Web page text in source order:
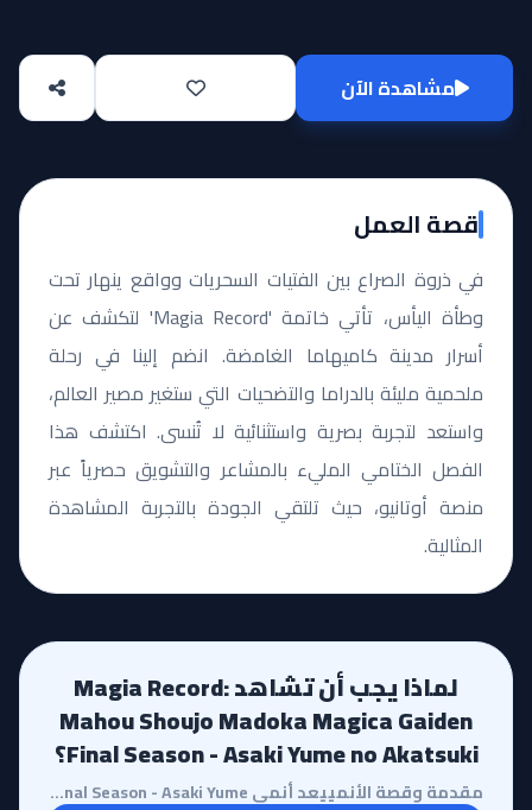
مشاهدة الآن
قصة العمل
في ذروة الصراع بين الفتيات السحريات وواقع ينهار تحت
وطأة اليأس، تأتي خاتمة 'Magia Record' لتكشف عن
أسرار مدينة كاميهاما الغامضة. انضم إلينا في رحلة
ملحمية مليئة بالدراما والتضحيات التي ستغير مصير العالم،
واستعد لتجربة بصرية واستثنائية لا تُنسى. اكتشف هذا
الفصل الختامي المليء بالمشاعر والتشويق حصرياً عبر
منصة أوتانيو، حيث تلتقي الجودة بالتجربة المشاهدة
المثالية.
لماذا يجب أن تشاهد Magia Record:
Mahou Shoujo Madoka Magica Gaiden
Final Season - Asaki Yume no Akatsuki؟
مقدمة وقصة الأنمييعد أنمي Magia Record: Mahou Shoujo Madoka Magica Gaiden Final Season - Asaki Yume ...